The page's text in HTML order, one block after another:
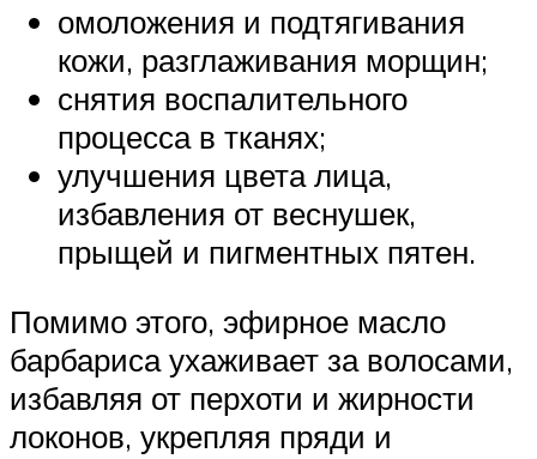
омоложения и подтягивания
кожи, разглаживания морщин;
снятия воспалительного
процесса в тканях;
улучшения цвета лица,
избавления от веснушек,
прыщей и пигментных пятен.
Помимо этого, эфирное масло
барбариса ухаживает за волосами,
избавляя от перхоти и жирности
локонов, укрепляя пряди и